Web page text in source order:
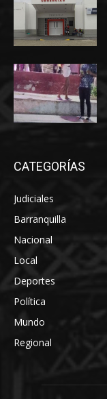
CATEGORÍAS
Judiciales
Barranquilla
Nacional
Local
Deportes
Política
Mundo
Regional